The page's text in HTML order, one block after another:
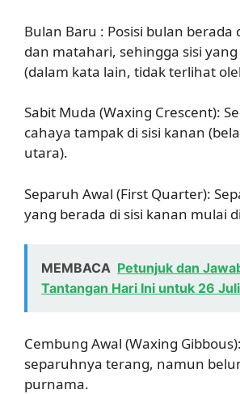
Bulan Baru : Posisi bulan berada
dan matahari, sehingga sisi
(dalam kata lain, tidak terlihat
Sabit Muda (Waxing Crescent):
cahaya tampak di sisi kanan
utara).
Separuh Awal (First Quarter):
yang berada di sisi kanan mulai
MEMBACA Petunjuk dan
Tantangan Hari Ini untuk 26
Cembung Awal (Waxing
separuhnya terang, namun
purnama.